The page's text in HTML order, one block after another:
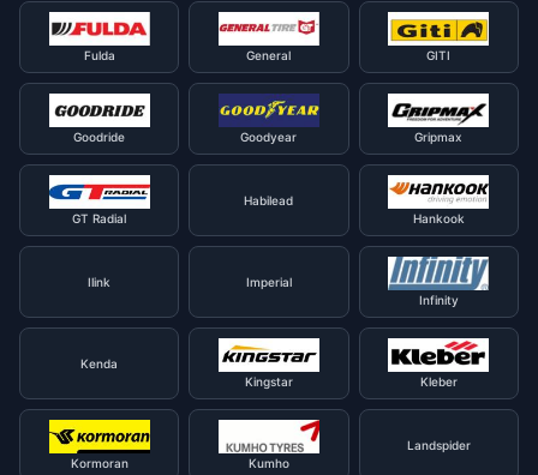
Fulda General GITI
Goodride Goodyear Gripmax
GT Radial
Habilead
Hankook
Ilink
Imperial
Infinity
Kenda
Kingstar
Kleber
Kormoran Kumho
Landspider